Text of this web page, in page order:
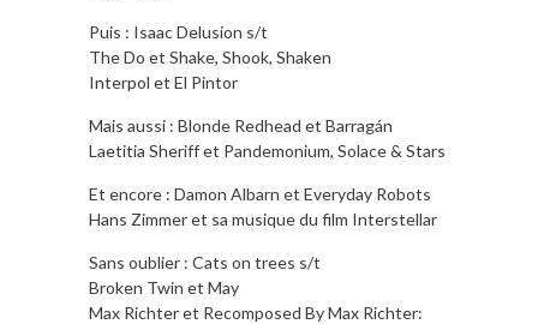
Puis : Isaac Delusion s/t
The Do et Shake, Shook, Shaken
Interpol et El Pintor
Mais aussi : Blonde Redhead et Barragán
Laetitia Sheriff et Pandemonium, Solace & Stars
Et encore : Damon Albarn et Everyday Robots
Hans Zimmer et sa musique du film Interstellar
Sans oublier : Cats on trees s/t
Broken Twin et May
Max Richter et Recomposed By Max Richter: